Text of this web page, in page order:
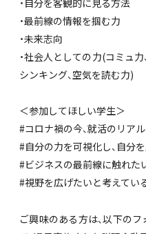
・最前線の情報を掴む力
・未来志向
・社会人としての力(コミュ力
シンキング、空気を読む力)
＜参加してほしい学生＞
#コロナ禍の今、就活のリア
#自分の力を可視化し、自分
#ビジネスの最前線に触れた
#視野を広げたいと考えてい
ご興味のある方は、以下の